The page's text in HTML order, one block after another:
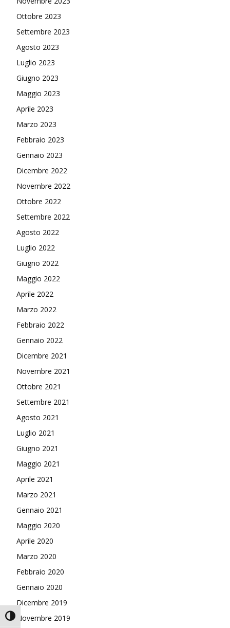
Attiva/disattiva alto contrasto
Ottobre 2023
Settembre 2023
Agosto 2023
Luglio 2023
Giugno 2023
Maggio 2023
Aprile 2023
Marzo 2023
Febbraio 2023
Gennaio 2023
Dicembre 2022
Novembre 2022
Ottobre 2022
Settembre 2022
Agosto 2022
Luglio 2022
Giugno 2022
Maggio 2022
Aprile 2022
Marzo 2022
Febbraio 2022
Gennaio 2022
Dicembre 2021
Novembre 2021
Ottobre 2021
Settembre 2021
Agosto 2021
Luglio 2021
Giugno 2021
Maggio 2021
Aprile 2021
Marzo 2021
Gennaio 2021
Maggio 2020
Aprile 2020
Marzo 2020
Febbraio 2020
Gennaio 2020
Dicembre 2019
Novembre 2019